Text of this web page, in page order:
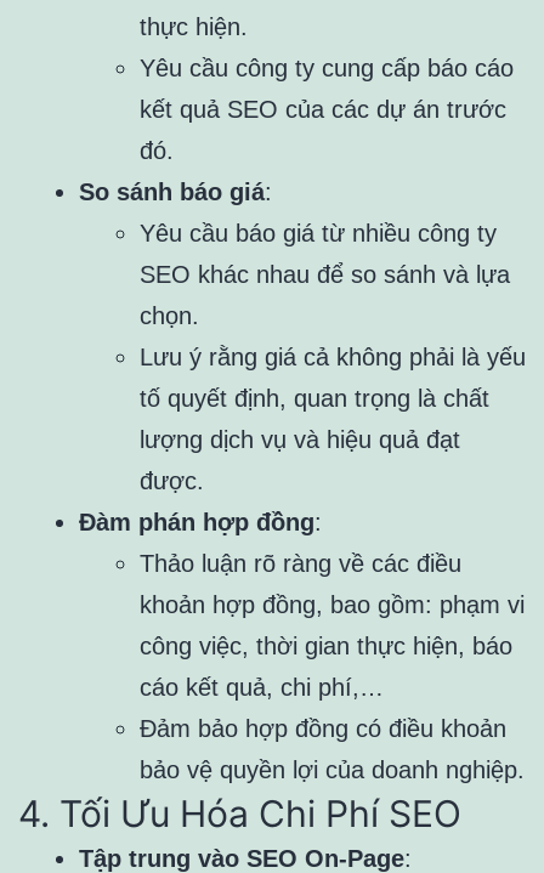
thực hiện.
Yêu cầu công ty cung cấp báo cáo
kết quả SEO của các dự án trước
đó.
So sánh báo giá:
Yêu cầu báo giá từ nhiều công ty
SEO khác nhau để so sánh và lựa
chọn.
Lưu ý rằng giá cả không phải là yếu
tố quyết định, quan trọng là chất
lượng dịch vụ và hiệu quả đạt
được.
Đàm phán hợp đồng:
Thảo luận rõ ràng về các điều
khoản hợp đồng, bao gồm: phạm vi
công việc, thời gian thực hiện, báo
cáo kết quả, chi phí,…
Đảm bảo hợp đồng có điều khoản
bảo vệ quyền lợi của doanh nghiệp.
4. Tối Ưu Hóa Chi Phí SEO
Tập trung vào SEO On-Page: